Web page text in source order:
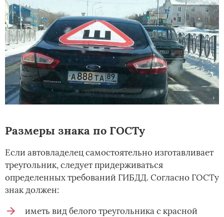
Размеры знака по ГОСТу
Если автовладелец самостоятельно изготавливает
треугольник, следует придерживаться
определенных требований ГИБДД. Согласно ГОСТу
знак должен:
иметь вид белого треугольника с красной